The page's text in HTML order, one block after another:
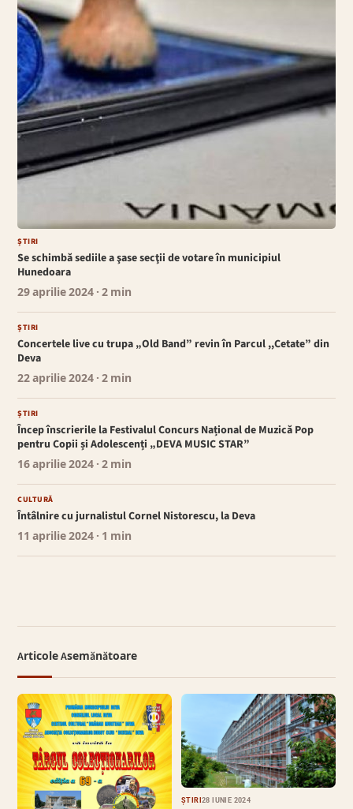
ȘTIRI
Se schimbă sediile a şase secţii de votare în municipiul
Hunedoara
29 aprilie 2024 · 2 min
ȘTIRI
Concertele live cu trupa „Old Band” revin în Parcul ,,Cetate” din
Deva
22 aprilie 2024 · 2 min
ȘTIRI
Încep înscrierile la Festivalul Concurs Național de Muzică Pop
pentru Copii și Adolescenți „DEVA MUSIC STAR”
16 aprilie 2024 · 2 min
CULTURĂ
Întâlnire cu jurnalistul Cornel Nistorescu, la Deva
11 aprilie 2024 · 1 min
Articole Asemănătoare
ȘTIRI28 IUNIE 2024